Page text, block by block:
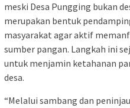
meski Desa Pungging bukan
merupakan bentuk
masyarakat agar aktif
sumber pangan. Langkah ini
untuk menjamin ketahanan
desa.
“Melalui sambang dan